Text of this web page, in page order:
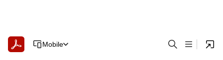
Mobile